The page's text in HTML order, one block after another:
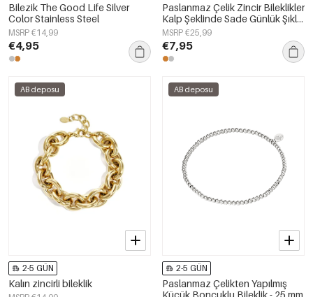
Bilezik The Good Life Silver
Color Stainless Steel
MSRP €14,99
€4,95
Paslanmaz Çelik Zincir Bileklikler
Kalp Şeklinde Sade Günlük Şıklık
Serisi Kadın Takıları
MSRP €25,99
€7,95
AB deposu
2-5 GÜN
Kalın zincirli bileklik
AB deposu
2-5 GÜN
Paslanmaz Çelikten Yapılmış
Küçük Boncuklu Bileklik - 25 mm